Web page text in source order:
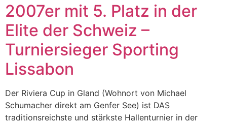
2007er mit 5. Platz in der
Elite der Schweiz –
Turniersieger Sporting
Lissabon
Der Riviera Cup in Gland (Wohnort von Michael
Schumacher direkt am Genfer See) ist DAS
traditionsreichste und stärkste Hallenturnier in der